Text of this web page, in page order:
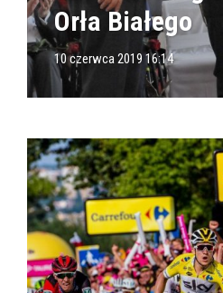
Orła Białego
10 czerwca 2019 16:14